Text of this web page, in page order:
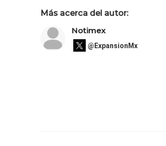
Más acerca del autor:
Notimex
@ExpansionMx